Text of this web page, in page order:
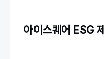
아이스퀘어 ESG